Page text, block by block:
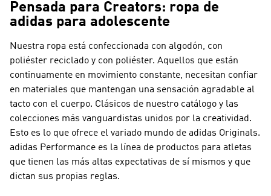
Pensada para Creators: ropa de
adidas para adolescente
Nuestra ropa está confeccionada con algodón, con
poliéster reciclado y con poliéster. Aquellos que están
continuamente en movimiento constante, necesitan confiar
en materiales que mantengan una sensación agradable al
tacto con el cuerpo. Clásicos de nuestro catálogo y las
colecciones más vanguardistas unidos por la creatividad.
Esto es lo que ofrece el variado mundo de adidas Originals.
adidas Performance es la línea de productos para atletas
que tienen las más altas expectativas de sí mismos y que
dictan sus propias reglas.